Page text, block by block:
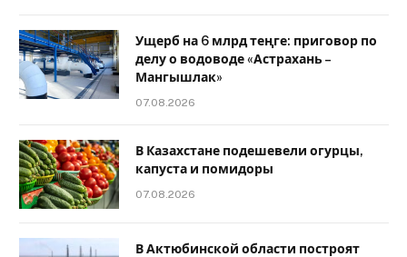
Ущерб на 6 млрд теңге: приговор по
делу о водоводе «Астрахань –
Мангышлак»
07.08.2026
В Казахстане подешевели огурцы,
капуста и помидоры
07.08.2026
В Актюбинской области построят